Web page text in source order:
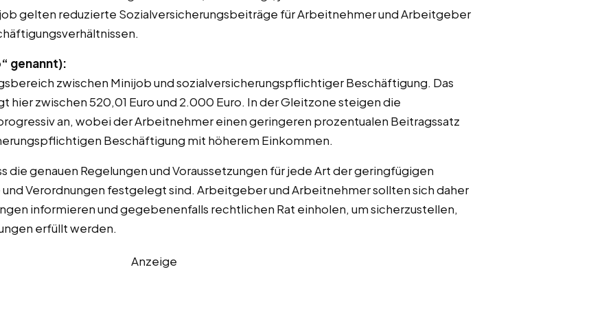
gelten reduzierte Sozialversicherungsbeiträge für Arbeitnehmer und Arbeitgeber
genannt):
zwischen Minijob und sozialversicherungspflichtiger Beschäftigung. Das
zwischen 520,01 Euro und 2.000 Euro. In der Gleitzone steigen die
an, wobei der Arbeitnehmer einen geringeren prozentualen Beitragssatz
Beschäftigung mit höherem Einkommen.
die genauen Regelungen und Voraussetzungen für jede Art der geringfügigen
Verordnungen festgelegt sind. Arbeitgeber und Arbeitnehmer sollten sich daher
informieren und gegebenenfalls rechtlichen Rat einholen, um sicherzustellen,
erfüllt werden.
Anzeige